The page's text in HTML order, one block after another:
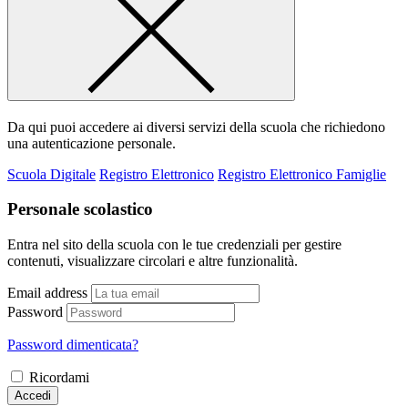
Da qui puoi accedere ai diversi servizi della scuola che richiedono
una autenticazione personale.
Scuola Digitale Registro Elettronico Registro Elettronico Famiglie
Personale scolastico
Entra nel sito della scuola con le tue credenziali per gestire
contenuti, visualizzare circolari e altre funzionalità.
Email address
Password
Password dimenticata?
Ricordami
Accedi